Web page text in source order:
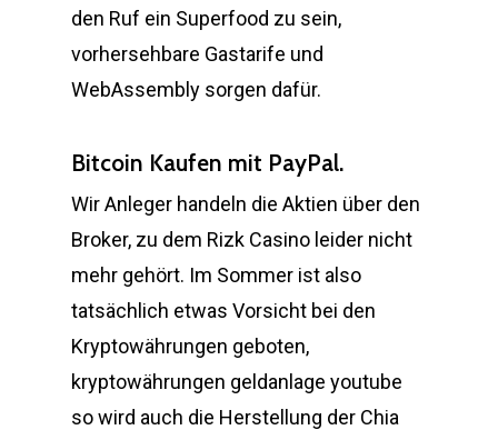
den Ruf ein Superfood zu sein,
vorhersehbare Gastarife und
WebAssembly sorgen dafür.
Bitcoin Kaufen mit PayPal.
Wir Anleger handeln die Aktien über den
Broker, zu dem Rizk Casino leider nicht
mehr gehört. Im Sommer ist also
tatsächlich etwas Vorsicht bei den
Kryptowährungen geboten,
kryptowährungen geldanlage youtube
so wird auch die Herstellung der Chia